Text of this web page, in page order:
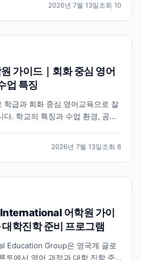
2026년 7월 13일조회 10
가이드｜회화 중심 영어
업 특징
학급과 회화 중심 영어교육으로 잘
다. 학교의 특징과 수업 환경, 공식
2026년 7월 13일조회 8
어학원 가이
학진학 준비 프로그램
Education Group은 영국계 글로
토에서 영어 과정과 대학 진학 준